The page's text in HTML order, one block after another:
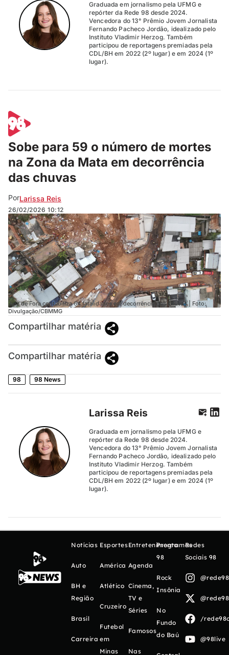
Graduada em jornalismo pela UFMG e
repórter da Rede 98 desde 2024.
Vencedora do 13° Prêmio Jovem Jornalista
Fernando Pacheco Jordão, idealizado pelo
Instituto Vladimir Herzog. Também
participou de reportagens premiadas pela
CDL/BH em 2022 (2º lugar) e em 2024 (1º
lugar).
Sobe para 59 o número de mortes
na Zona da Mata em decorrência
das chuvas
PorLarissa Reis
26/02/2026 10:12
Juiz de Fora contabiliza 64 fatalidades em decorrência das chuvas | Foto:
Divulgação/CBMMG
Compartilhar matéria
Compartilhar matéria
98 98 News
Larissa Reis
Graduada em jornalismo pela UFMG e
repórter da Rede 98 desde 2024.
Vencedora do 13° Prêmio Jovem Jornalista
Fernando Pacheco Jordão, idealizado pelo
Instituto Vladimir Herzog. Também
participou de reportagens premiadas pela
CDL/BH em 2022 (2º lugar) e em 2024 (1º
lugar).
Notícias
Auto
BH e
Região
Brasil
Carreira
Esportes
América
Atlético
Cruzeiro
Futebol
em
Minas
Entretenimento
Agenda
Cinema,
TV e
Séries
Famosos
Nas
Programas
98
Rock
Insônia
No
Fundo
do Baú
Redes
Sociais 98
/
@98live